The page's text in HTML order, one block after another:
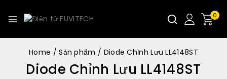
0
Home / Sản phẩm / Diode Chỉnh Lưu LL4148ST
Diode Chỉnh Lưu LL4148ST